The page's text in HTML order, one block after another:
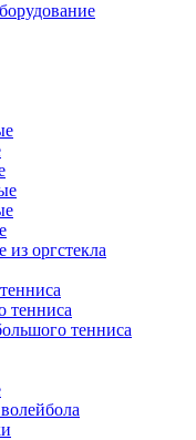
оргстекла
тенниса
тенниса